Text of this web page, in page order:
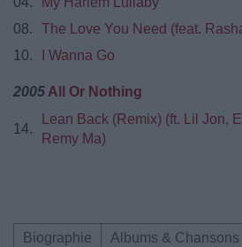
08.
The Love You Need (feat.
10.
I Wanna Go
2005 All Or Nothing
14.
Lean Back (Remix) (ft. Lil Jon,
Remy Ma)
Biographie
Albums & Chansons